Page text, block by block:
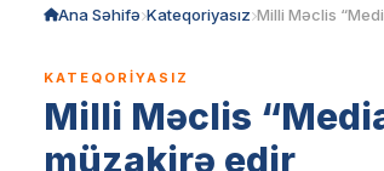
Ana Səhifə Kateqoriyasız
KATEQORIYASIZ
Milli Məclis
müzakirə edir